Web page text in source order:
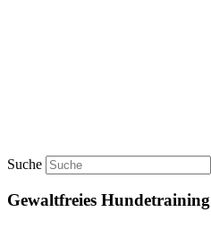
Suche
Gewaltfreies Hundetraining